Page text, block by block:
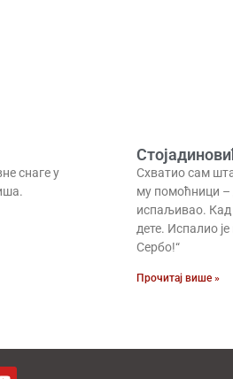
снаге у
Схватио сам
му помоћници –
испаљивао. Кад
дете. Испалио
Сербо!“
Прочитај више »